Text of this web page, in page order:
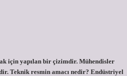
için yapılan bir çizimdir. Mühendisler
Teknik resmin amacı nedir? Endüstriyel